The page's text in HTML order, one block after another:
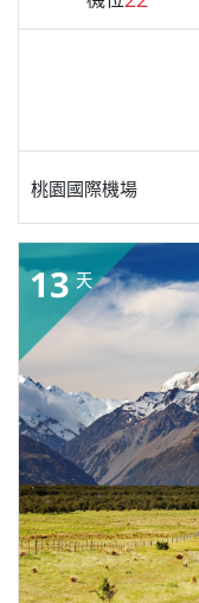
桃園國際機場
13 天